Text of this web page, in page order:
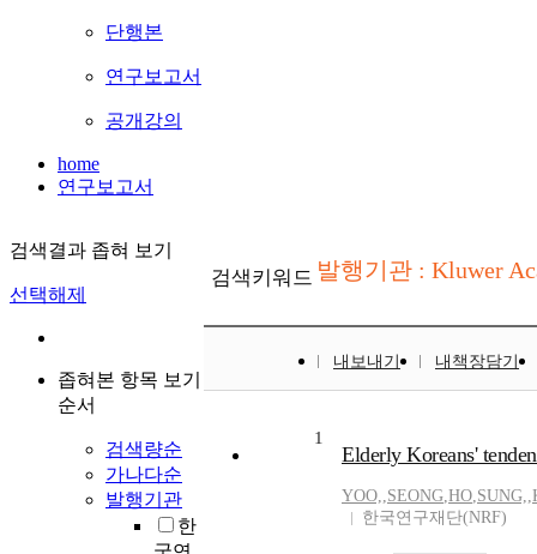
단행본
연구보고서
공개강의
home
연구보고서
검색결과 좁혀 보기
선택해제
좁혀본 항목 보기
순서
검색량순
가나다순
발행기관
한
검색키워드 발행기관 : Kluwer
내보내기 내책장담기
1
Elderly Koreans'
YOO,,SEONG,HO,SUNG,,
한국연구재단(NRF)